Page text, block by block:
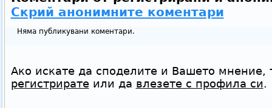
Скрий анонимните коментари
Няма публикувани коментари.
Ако искате да споделите и Вашето мнение,
регистриратеили да влезете с профила си.